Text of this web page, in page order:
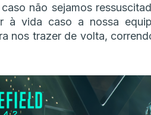
não sejamos
à vida caso a nossa
nos trazer de volta,